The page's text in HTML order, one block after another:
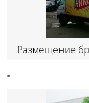
Размещение